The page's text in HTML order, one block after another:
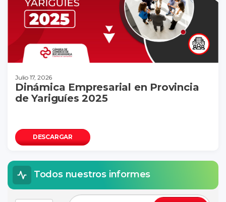
Julio 17, 2026
Dinámica Empresarial en Provincia
de Yariguíes 2025
DESCARGAR
Todos nuestros informes